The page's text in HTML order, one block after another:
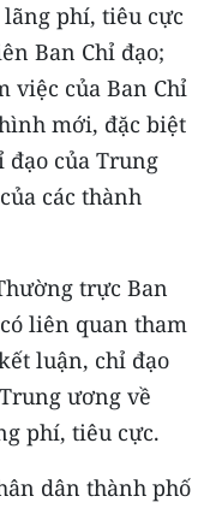
phí, tiêu cực
Ban Chỉ đạo;
việc của Ban Chỉ
mới, đặc biệt
của Trung
các thành
trực Ban
liên quan tham
luận, chỉ đạo
ương về
phí, tiêu cực.
dân thành phố